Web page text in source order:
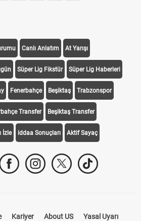
Canlı Anlatım At Yarışı
Süper Lig Fikstür Süper Lig Haberleri
Fenerbahçe Beşiktaş Trabzonspor
Transfer Beşiktaş Transfer
İzle iddaa Sonuçları Aktif Sayaç
Kariyer About US Yasal Uyarı